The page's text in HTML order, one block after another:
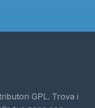
GPL. Trova i